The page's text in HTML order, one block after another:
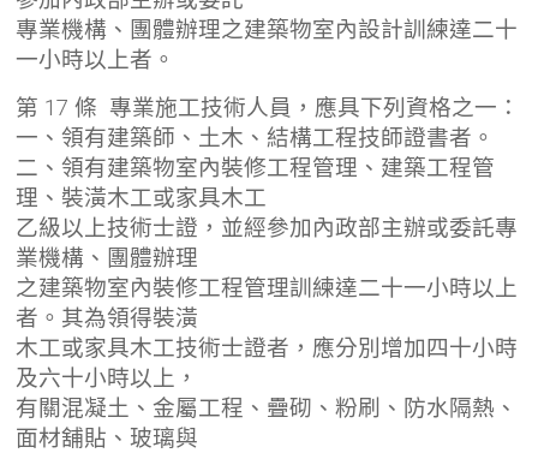
專業機構、團體辦理之建築物室內設計訓練達二十
一小時以上者。
第 17 條 專業施工技術人員，應具下列資格之一：
一、領有建築師、土木、結構工程技師證書者。
二、領有建築物室內裝修工程管理、建築工程管
理、裝潢木工或家具木工
乙級以上技術士證，並經參加內政部主辦或委託專
業機構、團體辦理
之建築物室內裝修工程管理訓練達二十一小時以上
者。其為領得裝潢
木工或家具木工技術士證者，應分別增加四十小時
及六十小時以上，
有關混凝土、金屬工程、疊砌、粉刷、防水隔熱、
面材舖貼、玻璃與